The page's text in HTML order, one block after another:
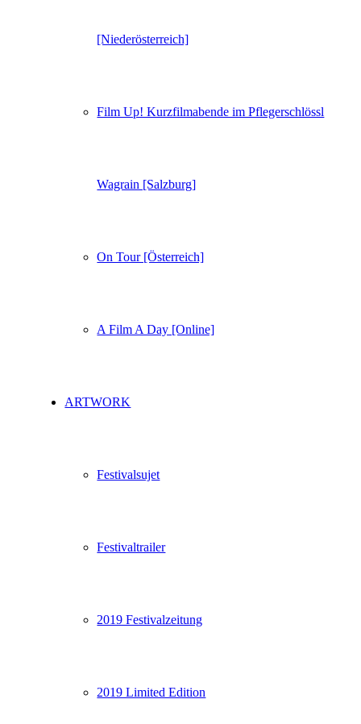
[Niederösterreich]
Film Up! Kurzfilmabende im Pflegerschlössl
Wagrain [Salzburg]
On Tour [Österreich]
A Film A Day [Online]
ARTWORK
Festivalsujet
Festivaltrailer
2019 Festivalzeitung
2019 Limited Edition